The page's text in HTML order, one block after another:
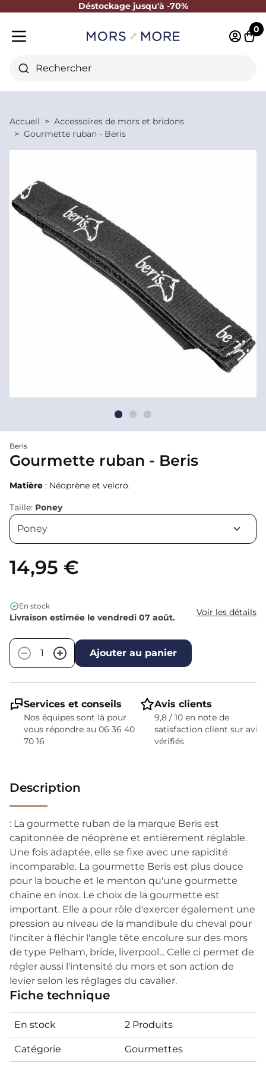
Déstockage jusqu'à -70%
Fermer
Rechercher
0
Accueil
Accessoires de mors et bridons
Gourmette ruban - Beris
Beris
Gourmette ruban - Beris
Matière : Néoprène et velcro.
Taille: Poney
14,95 €
En stock
Livraison estimée le vendredi 07 août. Voir les détails
−
+ Ajouter au panier
Services et conseils
Nos équipes sont là pour
vous répondre au 06 36 40
70 16
Avis clients
9,8 / 10 en note de
satisfaction client sur avis
vérifiés
Description
: La gourmette ruban de la marque Beris est
capitonnée de néoprène et entièrement réglable.
Une fois adaptée, elle se fixe avec une rapidité
incomparable. La gourmette Beris est plus douce
pour la bouche et le menton qu'une gourmette
chaine en inox. Le choix de la gourmette est
important. Elle a pour rôle d'exercer également une
pression au niveau de la mandibule du cheval pour
l'inciter à fléchir l'angle tête encolure sur des mors
de type Pelham, bride, liverpool... Celle ci permet de
régler aussi l'intensité du mors et son action de
levier selon les réglages du cavalier.
Fiche technique
En stock 2 Produits
Catégorie Gourmettes